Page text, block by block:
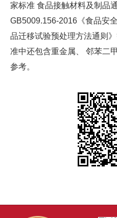
家标准 食品接触材料及制品
GB5009.156-2016《食品安
品迁移试验预处理方法通则
准中还包含重金属、 邻苯二
参考。